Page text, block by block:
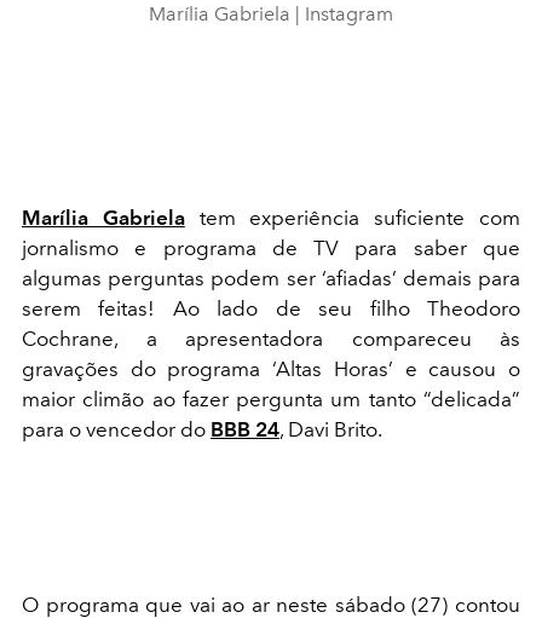
Marília Gabriela | Instagram
Marília Gabrielatem experiência suficiente com
jornalismo e programa de TV para saber que
algumas perguntas podem ser ‘afiadas’ demais para
serem feitas! Ao lado de seu filho Theodoro
Cochrane, a apresentadora compareceu às
gravações do programa ‘Altas Horas’ e causou o
maior climão ao fazer pergunta um tanto “delicada”
para o vencedor do BBB 24, Davi Brito.
O programa que vai ao ar neste sábado (27) contou